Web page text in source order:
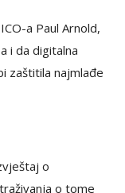
a Paul Arnold,
i da digitalna
zaštitila najmlađe
o
o tome